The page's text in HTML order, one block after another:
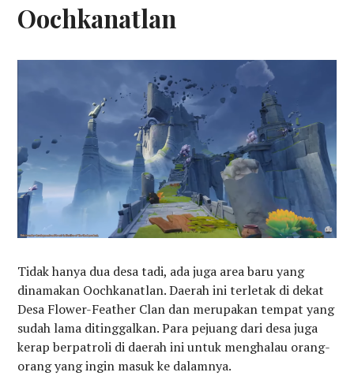
Oochkanatlan
Tidak hanya dua desa tadi, ada juga area baru yang
dinamakan Oochkanatlan. Daerah ini terletak di dekat
Desa Flower-Feather Clan dan merupakan tempat yang
sudah lama ditinggalkan. Para pejuang dari desa juga
kerap berpatroli di daerah ini untuk menghalau orang-
orang yang ingin masuk ke dalamnya.